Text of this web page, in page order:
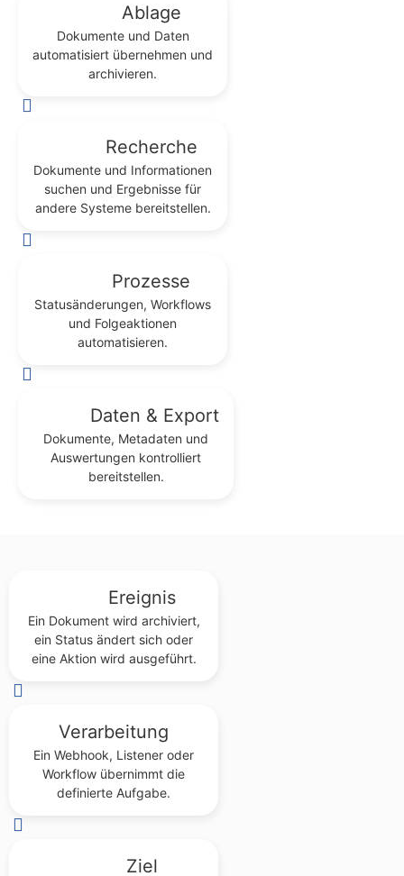
Ablage
Dokumente und Daten
automatisiert übernehmen und
archivieren.
Recherche
Dokumente und Informationen
suchen und Ergebnisse für
andere Systeme bereitstellen.
Prozesse
Statusänderungen, Workflows
und Folgeaktionen
automatisieren.
Daten & Export
Dokumente, Metadaten und
Auswertungen kontrolliert
bereitstellen.
Ereignis
Ein Dokument wird archiviert,
ein Status ändert sich oder
eine Aktion wird ausgeführt.
Verarbeitung
Ein Webhook, Listener oder
Workflow übernimmt die
definierte Aufgabe.
Ziel